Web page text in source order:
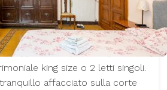
king size o 2 letti singoli.
affacciato sulla corte